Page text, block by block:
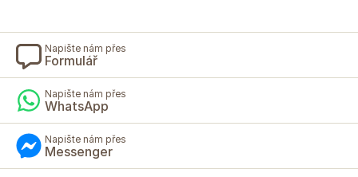
Napište nám přes
Formulář
Napište nám přes
WhatsApp
Napište nám přes
Messenger